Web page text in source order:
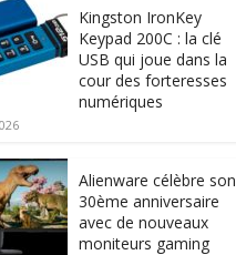
Kingston IronKey
Keypad 200C : la clé
USB qui joue dans la
cour des forteresses
numériques
Alienware célèbre son
30ème anniversaire
avec de nouveaux
moniteurs gaming